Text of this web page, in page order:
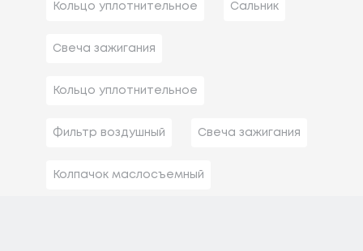
Кольцо уплотнительное Сальник
Свеча зажигания
Кольцо уплотнительное
Фильтр воздушный Свеча зажигания
Колпачок маслосъемный